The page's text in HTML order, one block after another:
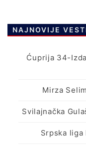
NAJNOVIJE
Ćuprija 34-
Mirza
Svilajnačka
Srpska